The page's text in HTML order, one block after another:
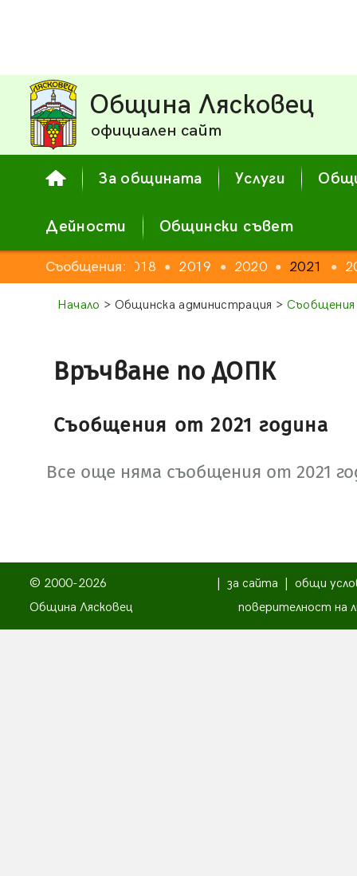
Община Лясковец
официален сайт
За общината Услуги
Дейности Общински съвет
Съобщения:
● 2017 ● 2018 ● 2019 ● 2020 ● 2021 ●
Начало > Общинска администрация > Съобщения
Връчване по ДОПК
Съобщения от 2021 година
Все още няма съобщения от 2021
© 2000-2026
Община Лясковец
за сайта
общи
поверителност на